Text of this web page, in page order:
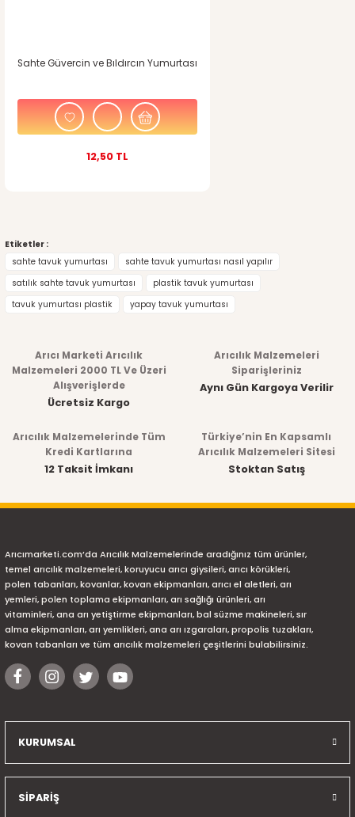
Sahte Güvercin ve Bıldırcın Yumurtası
12,50 TL
Etiketler :
sahte tavuk yumurtası
sahte tavuk yumurtası nasıl yapılır
satılık sahte tavuk yumurtası
plastik tavuk yumurtası
tavuk yumurtası plastik
yapay tavuk yumurtası
Arıcı Marketi Arıcılık
Malzemeleri 2000 TL Ve Üzeri
Alışverişlerde
Ücretsiz Kargo
Arıcılık Malzemeleri
Siparişleriniz
Aynı Gün Kargoya Verilir
Arıcılık Malzemelerinde Tüm
Kredi Kartlarına
12 Taksit İmkanı
Türkiye’nin En Kapsamlı
Arıcılık Malzemeleri Sitesi
Stoktan Satış
Arıcımarketi.com’da Arıcılık Malzemelerinde aradığınız tüm ürünler,
temel arıcılık malzemeleri, koruyucu arıcı giysileri, arıcı körükleri,
polen tabanları, kovanlar, kovan ekipmanları, arıcı el aletleri, arı
yemleri, polen toplama ekipmanları, arı sağlığı ürünleri, arı
vitaminleri, ana arı yetiştirme ekipmanları, bal süzme makineleri, sır
alma ekipmanları, arı yemlikleri, ana arı ızgaraları, propolis tuzakları,
kovan tabanları ve tüm arıcılık malzemeleri çeşitlerini bulabilirsiniz.
KURUMSAL
SİPARİŞ